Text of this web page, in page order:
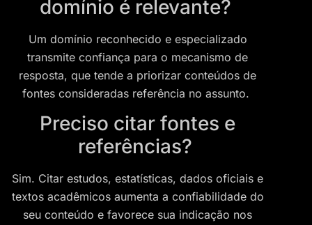
domínio é relevante?
Um domínio reconhecido e especializado
transmite confiança para o mecanismo de
resposta, que tende a priorizar conteúdos de
fontes consideradas referência no assunto.
Preciso citar fontes e
referências?
Sim. Citar estudos, estatísticas, dados oficiais e
textos acadêmicos aumenta a confiabilidade do
seu conteúdo e favorece sua indicação nos